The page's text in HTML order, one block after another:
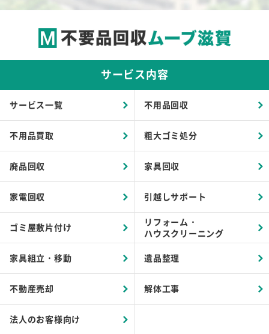
サービス内容
サービス一覧 不用品回収
不用品買取 粗大ゴミ処分
廃品回収 家具回収
家電回収 引越しサポート
ゴミ屋敷片付け
リフォーム・
ハウスクリーニング
家具組立・移動 遺品整理
不動産売却 解体工事
法人のお客様向け